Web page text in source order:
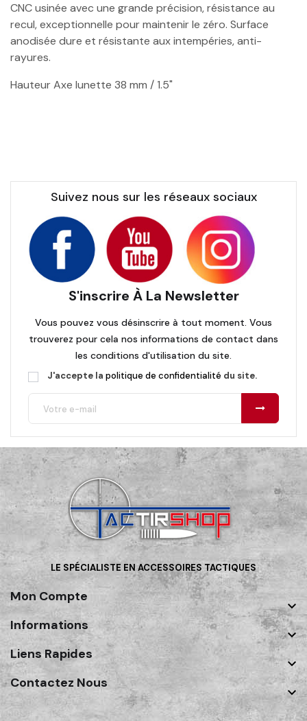
CNC usinée avec une grande précision, résistance au
recul, exceptionnelle pour maintenir le zéro. Surface
anodisée dure et résistante aux intempéries, anti-
rayures.
Hauteur Axe lunette 38 mm / 1.5"
Suivez nous sur les réseaux sociaux
S'inscrire À La Newsletter
Vous pouvez vous désinscrire à tout moment. Vous
trouverez pour cela nos informations de contact dans
les conditions d'utilisation du site.
J'accepte la politique de confidentialité du site.
LE SPÉCIALISTE EN ACCESSOIRES TACTIQUES
Mon Compte

Informations

Liens Rapides

Contactez Nous
